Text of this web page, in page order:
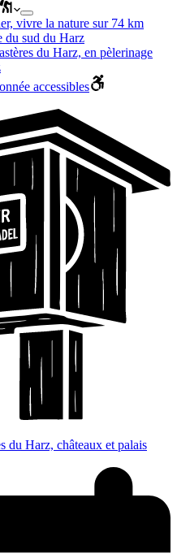
vivre la nature sur 74 km
du sud du Harz
du Harz, en pèlerinage
accessibles
du Harz, châteaux et palais